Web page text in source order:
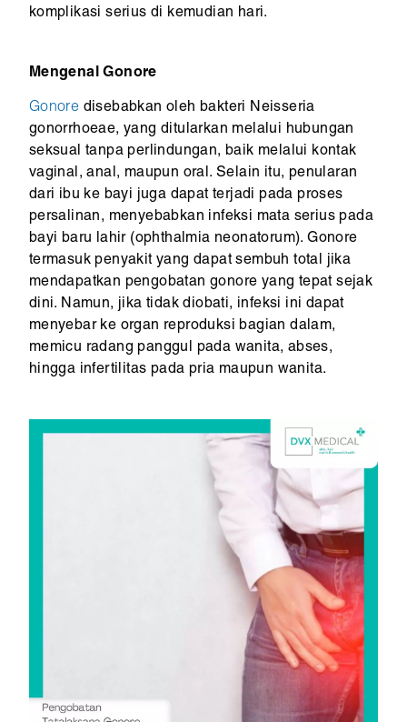
komplikasi serius di kemudian hari.
Mengenal Gonore
Gonore disebabkan oleh bakteri Neisseria
gonorrhoeae, yang ditularkan melalui hubungan
seksual tanpa perlindungan, baik melalui kontak
vaginal, anal, maupun oral. Selain itu, penularan
dari ibu ke bayi juga dapat terjadi pada proses
persalinan, menyebabkan infeksi mata serius pada
bayi baru lahir (ophthalmia neonatorum). Gonore
termasuk penyakit yang dapat sembuh total jika
mendapatkan pengobatan gonore yang tepat sejak
dini. Namun, jika tidak diobati, infeksi ini dapat
menyebar ke organ reproduksi bagian dalam,
memicu radang panggul pada wanita, abses,
hingga infertilitas pada pria maupun wanita.